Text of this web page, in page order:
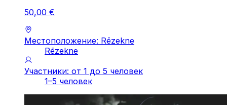
50,00 €
Местоположение: Rēzekne
Rēzekne
Участники: от 1 до 5 человек
1–5 человек